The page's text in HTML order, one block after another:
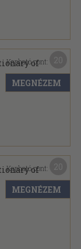
of
Kapható pont:
MEGNÉZEM
of
Kapható pont:
MEGNÉZEM